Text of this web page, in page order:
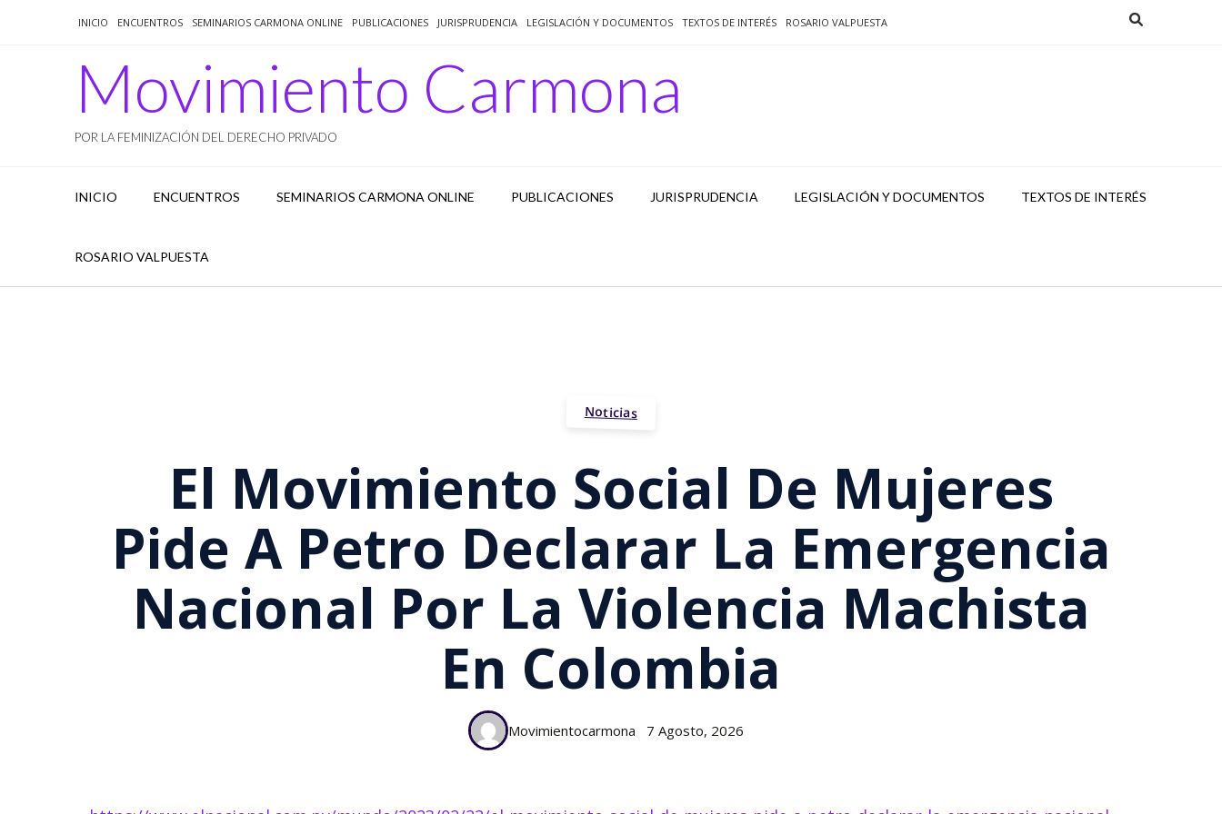
INICIO ENCUENTROS SEMINARIOS CARMONA ONLINE PUBLICACIONES JURISPRUDENCIA LEGISLACIÓN Y DOCUMENTOS TEXTOS DE INTERÉS ROSARIO VALPUESTA
Movimiento Carmona
POR LA FEMINIZACIÓN DEL DERECHO PRIVADO
INICIO ENCUENTROS SEMINARIOS CARMONA ONLINE PUBLICACIONES JURISPRUDENCIA LEGISLACIÓN Y DOCUMENTOS TEXTOS DE INTERÉS
ROSARIO VALPUESTA
Noticias
El Movimiento Social De Mujeres
Pide A Petro Declarar La Emergencia
Nacional Por La Violencia Machista
En Colombia
Movimientocarmona 7 Agosto, 2026